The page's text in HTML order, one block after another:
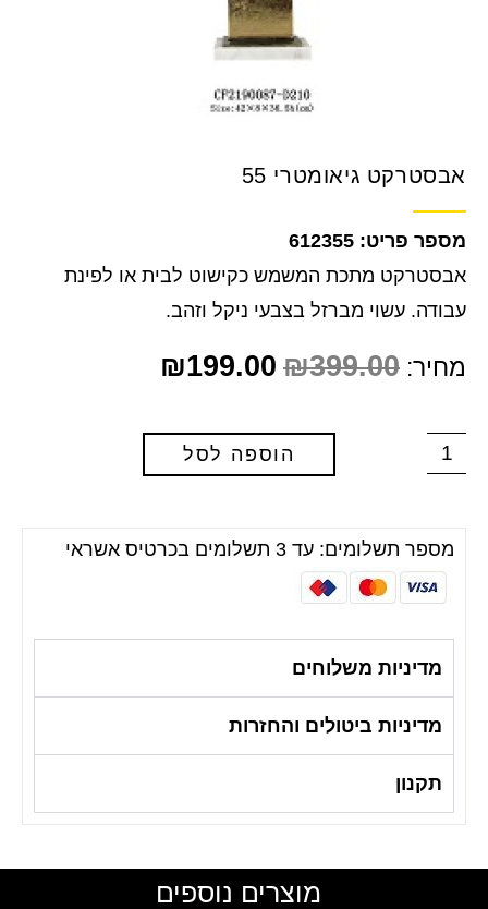
אבסטרקט גיאומטרי 55
612355
אבסטרקט מתכת המשמש כקישוט לבית או לפינת
עבודה. עשוי מברזל בצבעי ניקל וזהב.
מחיר: ₪399.00
₪199.00
הוספה לסל
מספר תשלומים: עד 3 תשלומים בכרטיס אשראי
מדיניות משלוחים
מדיניות ביטולים והחזרות
תקנון
מוצרים נוספים